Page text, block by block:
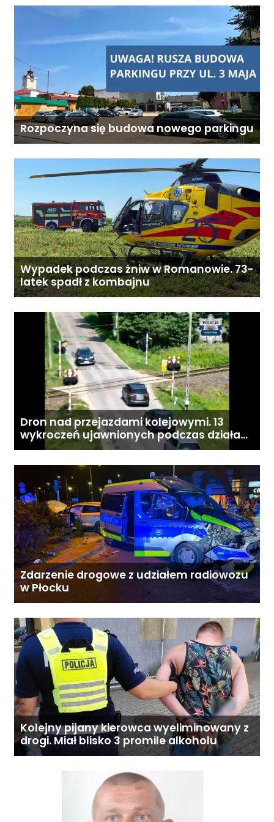
Rozpoczyna się budowa nowego parkingu
Wypadek podczas żniw w Romanowie. 73-
latek spadł z kombajnu
Dron nad przejazdami kolejowymi. 13
wykroczeń ujawnionych podczas działań
„Bezpieczny przejazd kolejowy”
Zdarzenie drogowe z udziałem radiowozu
w Płocku
Kolejny pijany kierowca wyeliminowany z
drogi. Miał blisko 3 promile alkoholu